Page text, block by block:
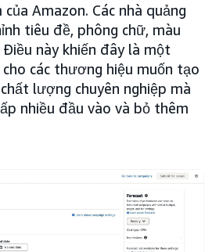
Amazon. Các nhà quảng
tiêu đề, phông chữ, màu
này khiến đây là một
các thương hiệu muốn tạo
lượng chuyên nghiệp mà
nhiều đầu vào và bỏ thêm